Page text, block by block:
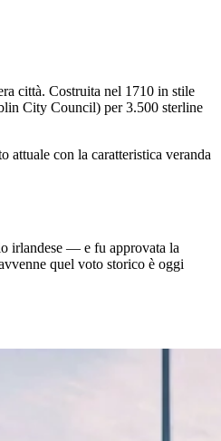
città. Costruita nel 1710 in stile
City Council) per 3.500 sterline
attuale con la caratteristica veranda
irlandese — e fu approvata la
quel voto storico è oggi